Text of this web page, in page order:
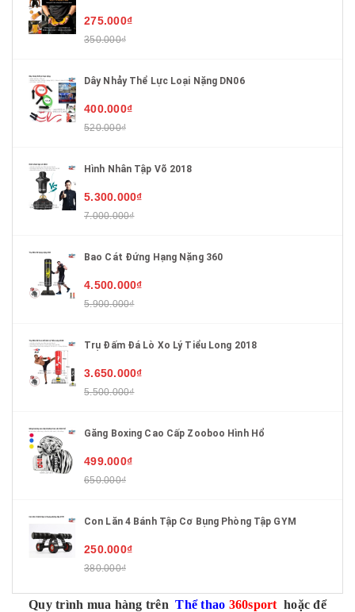
275.000₫
350.000₫
Dây Nhảy Thể Lực Loại Nặng DN06
400.000₫
520.000₫
Hình Nhân Tập Võ 2018
5.300.000₫
7.000.000₫
Bao Cát Đứng Hạng Nặng 360
4.500.000₫
5.900.000₫
Trụ Đấm Đá Lò Xo Lý Tiểu Long 2018
3.650.000₫
5.500.000₫
Găng Boxing Cao Cấp Zooboo Hình Hổ
499.000₫
650.000₫
Con Lăn 4 Bánh Tập Cơ Bụng Phòng Tập GYM
250.000₫
380.000₫
Quy trình mua hàng trên Thể thao 360sport hoặc để